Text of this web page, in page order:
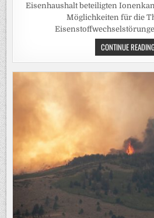
Eisenhaushalt beteiligten
Möglichkeiten für die
CONTINUE